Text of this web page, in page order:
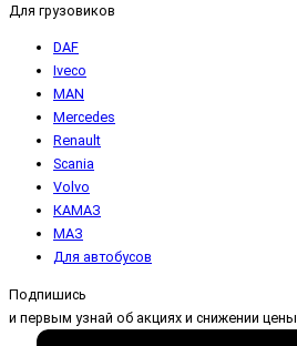
Для грузовиков
DAF
Iveco
MAN
Mercedes
Renault
Scania
Volvo
КАМАЗ
МАЗ
Для автобусов
Подпишись
и первым узнай об акциях и снижении цены